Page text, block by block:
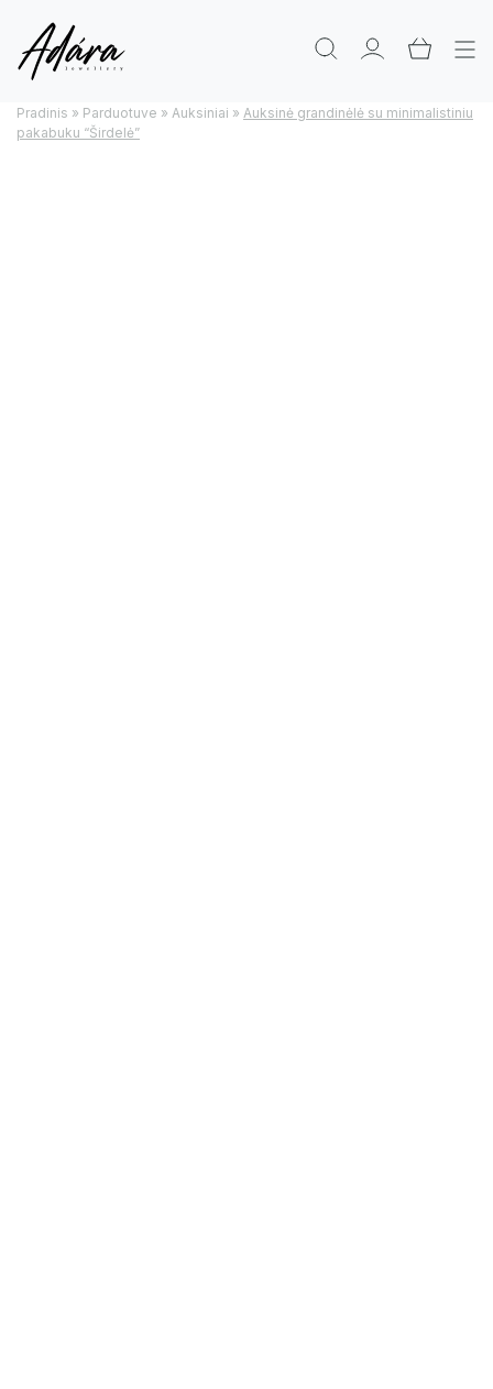
Pradinis » Parduotuve » Auksiniai » Auksinė grandinėlė su minimalistiniu
pakabuku “Širdelė”